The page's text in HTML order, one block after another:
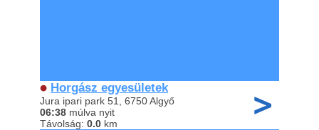
Horgász egyesületek
Jura ipari park 51, 6750 Algyő
06:38 múlva nyit
Távolság: 0.0 km